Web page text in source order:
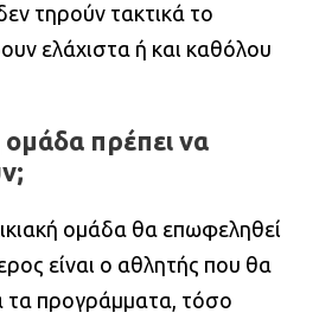
τηρούν τακτικά το
ελάχιστα ή και καθόλου
ομάδα πρέπει να
ομάδα θα επωφεληθεί
είναι ο αθλητής που θα
τα προγράμματα, τόσο